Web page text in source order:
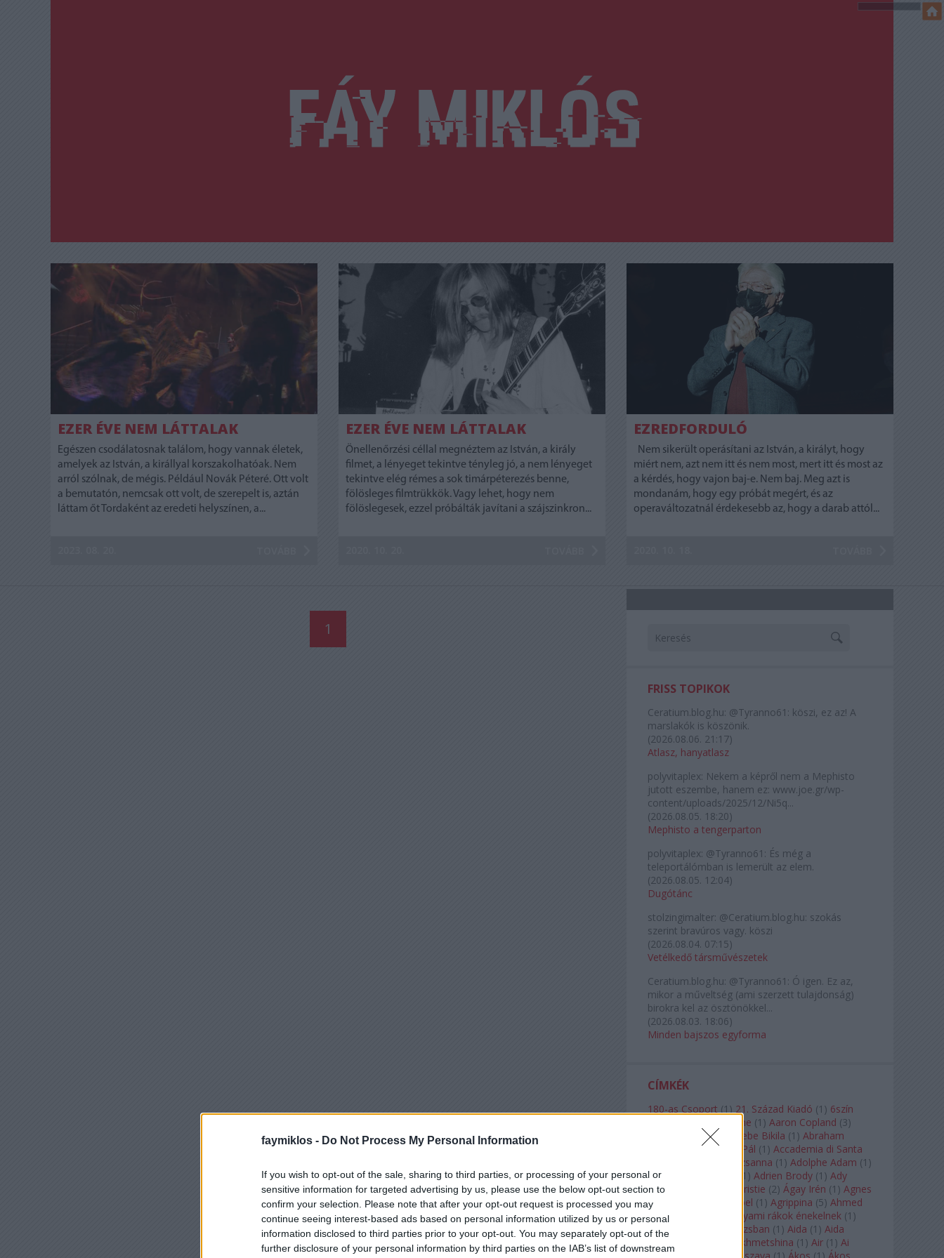
faymiklos - Do Not Process My Personal Information
If you wish to opt-out of the sale, sharing to third parties, or processing of your personal or
sensitive information for targeted advertising by us, please use the below opt-out section to
confirm your selection. Please note that after your opt-out request is processed you may
continue seeing interest-based ads based on personal information utilized by us or personal
information disclosed to third parties prior to your opt-out. You may separately opt-out of the
further disclosure of your personal information by third parties on the IAB’s list of downstream
EZER ÉVE NEM LÁTTALAK
Egészen csodálatosnak találom, hogy vannak életek,
amelyek az István, a királlyal korszakolhatóak. Nem
arról szólnak, de mégis. Például Novák Péteré. Ott volt
a bemutatón, nemcsak ott volt, de szerepelt is, aztán
láttam őt Tordaként az eredeti helyszínen, a...
EZER ÉVE NEM LÁTTALAK
Önellenőrzési céllal megnéztem az István, a király
filmet, a lényeget tekintve tényleg jó, a nem lényeget
tekintve elég rémes a sok timárpéterezés benne,
fölösleges filmtrükkök. Vagy lehet, hogy nem
fölöslegesek, ezzel próbálták javítani a szájszinkron...
EZREDFORDULÓ
Nem sikerült operásítani az István, a királyt, hogy
miért nem, azt nem itt és nem most, mert itt és most az
a kérdés, hogy vajon baj-e. Nem baj. Meg azt is
mondanám, hogy egy próbát megért, és az
operaváltozatnál érdekesebb az, hogy a darab attól...
1
FRISS TOPIKOK
Ceratium.blog.hu: @Tyranno61: köszi, ez az! A
marslakók is köszönik.
(2026.08.06. 21:17)
Atlasz, hanyatlasz
polyvitaplex: Nekem a képről nem a Mephisto
jutott eszembe, hanem ez: www.joe.gr/wp-
content/uploads/2025/12/Ni5q...
(2026.08.05. 18:20)
Mephisto a tengerparton
polyvitaplex: @Tyranno61: És még a
teleportálómban is lemerült az elem.
(2026.08.05. 12:04)
Dugótánc
stolzingimalter: @Ceratium.blog.hu: szokás
szerint bravúros vagy. köszi
(2026.08.04. 07:15)
Vetélkedő társművészetek
Ceratium.blog.hu: @Tyranno61: Ó igen. Ez az,
mikor a műveltség (ami szerzett tulajdonság)
birokra kel az ösztönökkel...
(2026.08.03. 18:06)
Minden bajszos egyforma
CÍMKÉK
180-as Csoport (1 ) 21. Század Kiadó (1 ) 6szín
A. A. Milne (1 ) Aaron Copland (3)
Aaron Rosand ( Abebe Bikila (1 ) Abraham
Ábrahám Pál (1 ) Accademia di Santa
Ádám Zsuzsanna (1 ) Adolphe Adam (1 )
Adriana Lecouvreur
1 ) Adrien Brody (1 ) Ady
Endre
Agatha Christie (2) Ágay Irén (1 ) Agnes
Baltsa
Agnes Giebel (1 ) Agrippina (5) Ahmed
Szadavi
Ahol a folyami rákok énekelnek (1 )
Ahol a nap felkel Párizsban (1 ) Aida (1 ) Aida
Garifullina
Aigul Akhmetshina (1 ) Air (1 ) Ai